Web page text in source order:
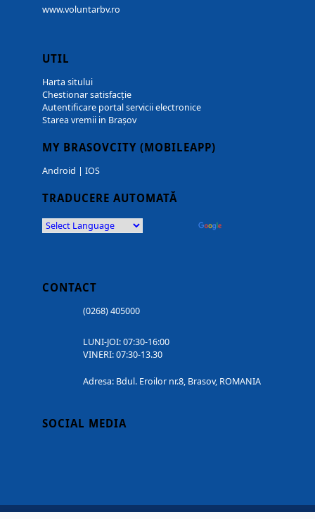
www.voluntarbv.ro
UTIL
Harta sitului
Chestionar satisfacție
Autentificare portal servicii electronice
Starea vremii in Brașov
MY BRASOVCITY (MOBILEAPP)
Android | IOS
TRADUCERE AUTOMATĂ
CONTACT
(0268) 405000
LUNI-JOI: 07:30-16:00
VINERI: 07:30-13.30
Adresa: Bdul. Eroilor nr.8, Brasov, ROMANIA
SOCIAL MEDIA